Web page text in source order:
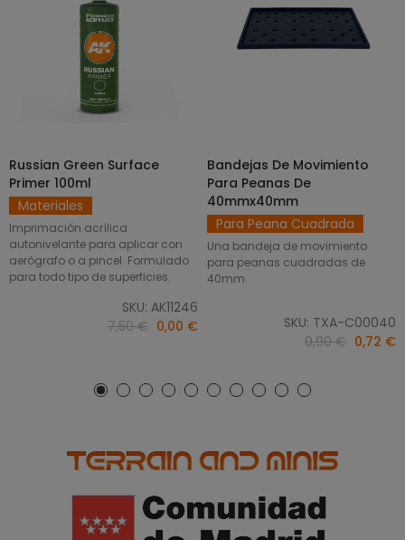
AÑADIR AL CARRITO
Russian Green Surface
Primer 100ml
Materiales
Imprimación acrílica
autonivelante para aplicar con
aerógrafo o a pincel. Formulado
para todo tipo de superficies.
SKU: AK11246
7,50 € 0,00 €
SELECCIONAR OPCIONES
Bandejas De Movimiento
Para Peanas De
40mmx40mm
Para Peana Cuadrada
Una bandeja de movimiento
para peanas cuadradas de
40mm.
SKU: TXA-C00040
0,90 € 0,72 €